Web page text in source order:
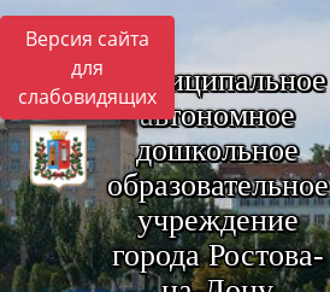
Версия сайта
для
слабовидящихМуниципальное
автономное
дошкольное
образовательное
учреждение
города Ростова-